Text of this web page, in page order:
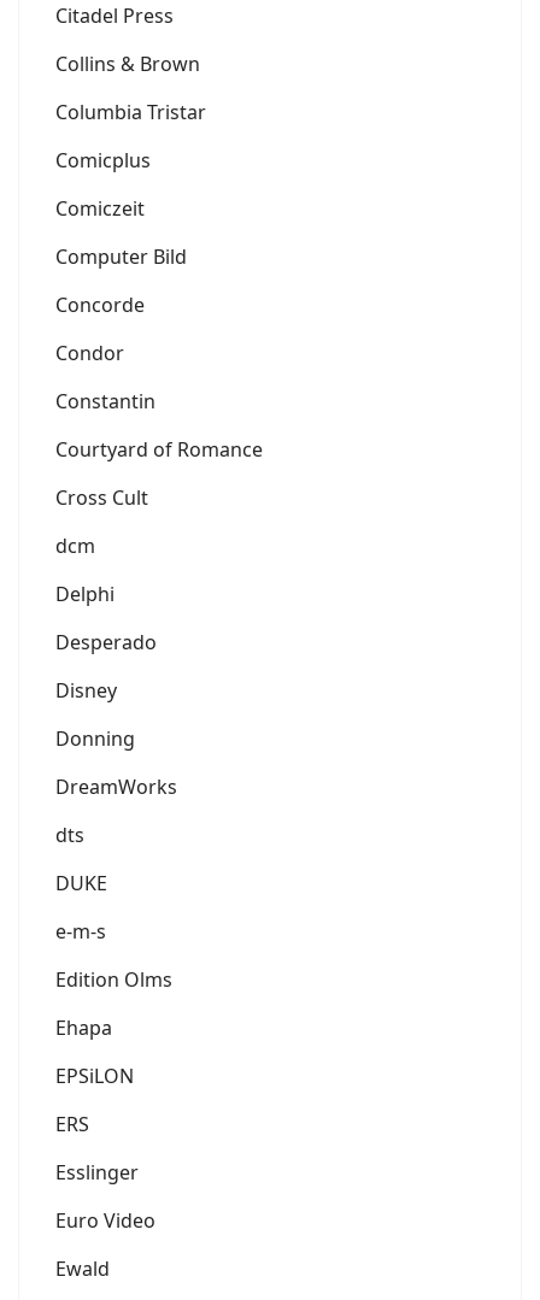
Citadel Press
Collins & Brown
Columbia Tristar
Comicplus
Comiczeit
Computer Bild
Concorde
Condor
Constantin
Courtyard of Romance
Cross Cult
dcm
Delphi
Desperado
Disney
Donning
DreamWorks
dts
DUKE
e-m-s
Edition Olms
Ehapa
EPSiLON
ERS
Esslinger
Euro Video
Ewald